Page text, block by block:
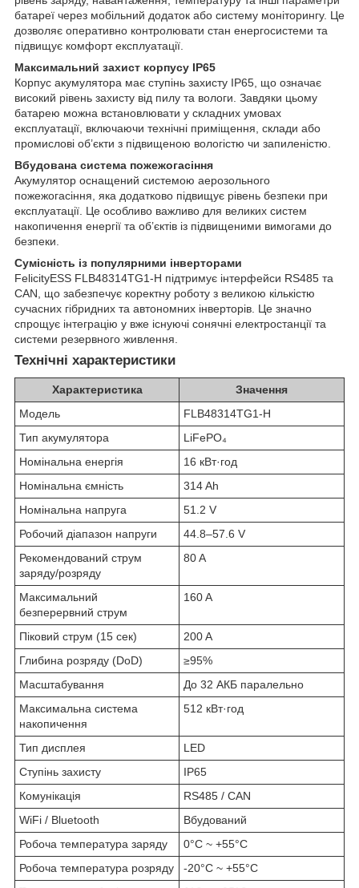
батареї через мобільний додаток або систему моніторингу. Це
дозволяє оперативно контролювати стан енергосистеми та
підвищує комфорт експлуатації.
Максимальний захист корпусу IP65
Корпус акумулятора має ступінь захисту IP65, що означає
високий рівень захисту від пилу та вологи. Завдяки цьому
батарею можна встановлювати у складних умовах
експлуатації, включаючи технічні приміщення, склади або
промислові об’єкти з підвищеною вологістю чи запиленістю.
Вбудована система пожежогасіння
Акумулятор оснащений системою аерозольного
пожежогасіння, яка додатково підвищує рівень безпеки при
експлуатації. Це особливо важливо для великих систем
накопичення енергії та об’єктів із підвищеними вимогами до
безпеки.
Сумісність із популярними інверторами
FelicityESS FLB48314TG1-H підтримує інтерфейси RS485 та
CAN, що забезпечує коректну роботу з великою кількістю
сучасних гібридних та автономних інверторів. Це значно
спрощує інтеграцію у вже існуючі сонячні електростанції та
системи резервного живлення.
Технічні характеристики
Характеристика
Значення
Модель
FLB48314TG1-H
Тип акумулятора
LiFePO₄
Номінальна енергія
16 кВт·год
Номінальна ємність
314 Ah
Номінальна напруга
51.2 V
Робочий діапазон напруги
44.8–57.6 V
Рекомендований струм
заряду/розряду
80 A
Максимальний
безперервний струм
160 A
Піковий струм (15 сек)
200 A
Глибина розряду (DoD)
≥95%
Масштабування
До 32 АКБ паралельно
Максимальна система
накопичення
512 кВт·год
Тип дисплея
LED
Ступінь захисту
IP65
Комунікація
RS485 / CAN
WiFi / Bluetooth
Вбудований
Робоча температура заряду
0°C ~ +55°C
Робоча температура розряду
-20°C ~ +55°C